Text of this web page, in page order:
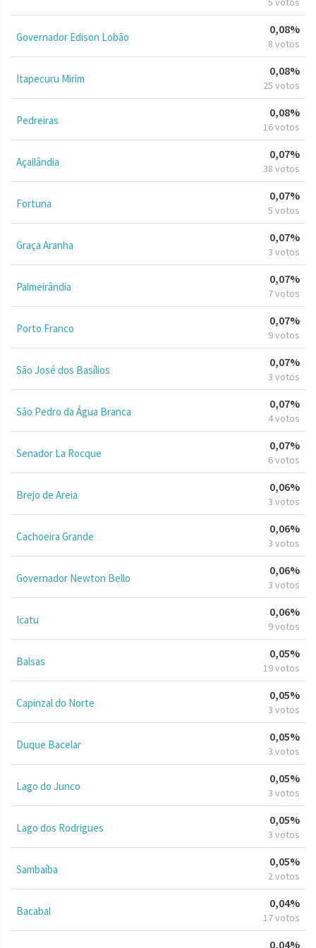
Governador Edison Lobão
0,08%
8 votos
Itapecuru Mirim
0,08%
25 votos
Pedreiras
0,08%
16 votos
Açailândia
0,07%
38 votos
Fortuna
0,07%
5 votos
Graça Aranha
0,07%
3 votos
Palmeirândia
0,07%
7 votos
Porto Franco
0,07%
9 votos
São José dos Basílios
0,07%
3 votos
São Pedro da Água Branca
0,07%
4 votos
Senador La Rocque
0,07%
6 votos
Brejo de Areia
0,06%
3 votos
Cachoeira Grande
0,06%
3 votos
Governador Newton Bello
0,06%
3 votos
Icatu
0,06%
9 votos
Balsas
0,05%
19 votos
Capinzal do Norte
0,05%
3 votos
Duque Bacelar
0,05%
3 votos
Lago do Junco
0,05%
3 votos
Lago dos Rodrigues
0,05%
3 votos
Sambaíba
0,05%
2 votos
Bacabal
0,04%
17 votos
0,04%